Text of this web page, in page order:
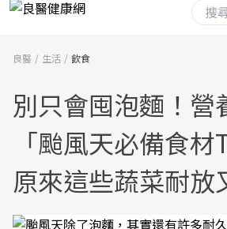
良醫 生活 飲食
別只會囤泡麵！營
「颱風天必備食材
原來這些蔬菜耐放